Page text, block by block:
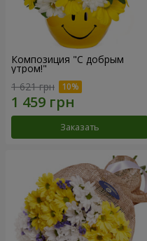
Композиция "С добрым
утром!"
1 621 грн
Заказать